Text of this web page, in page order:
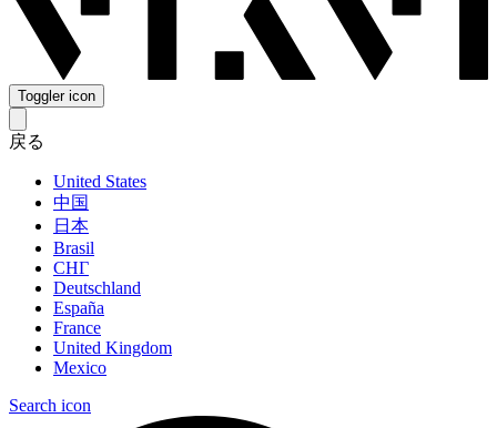
Toggler icon
戻る
United States
中国
日本
Brasil
СНГ
Deutschland
España
France
United Kingdom
Mexico
Search icon